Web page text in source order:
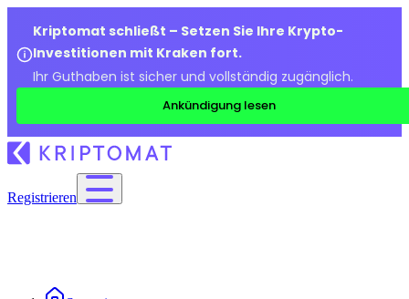
Kriptomat schließt – Setzen Sie Ihre Krypto-
Investitionen mit Kraken fort.
Ihr Guthaben ist sicher und vollständig zugänglich.
Ankündigung lesen
Registrieren